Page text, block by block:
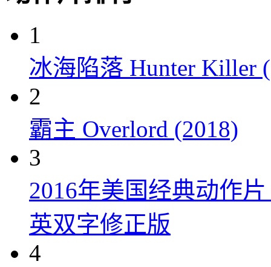
1
冰海陷落 Hunter Killer
2
霸主 Overlord (2018)
3
2016年美国经典动作
英双字修正版
4